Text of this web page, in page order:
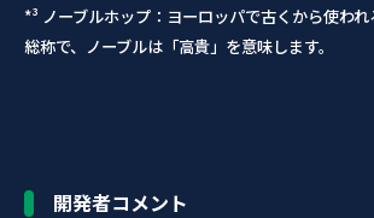
*³ ノーブルホップ：ヨーロッパで古くから使わ
総称で、ノーブルは「高貴」を意味します。
開発者コメント